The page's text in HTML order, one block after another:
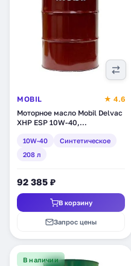
MOBIL
★ 4.6
Моторное масло Mobil Delvac
XHP ESP 10W-40,
(152809)
10W-40
Синтетическое
208 л
92 385 ₽
В корзину
Запрос цены
В наличии